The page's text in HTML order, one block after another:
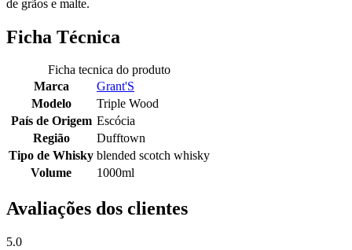
de grãos e malte.
Ficha Técnica
Ficha tecnica do produto
Marca
Grant'S
Modelo
Triple Wood
País de Origem Escócia
Região
Dufftown
Tipo de Whisky blended scotch whisky
Volume
1000ml
Avaliações dos clientes
5.0